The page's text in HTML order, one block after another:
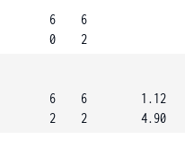
6
0
6
2
6
2
6
2
1.12
4.90